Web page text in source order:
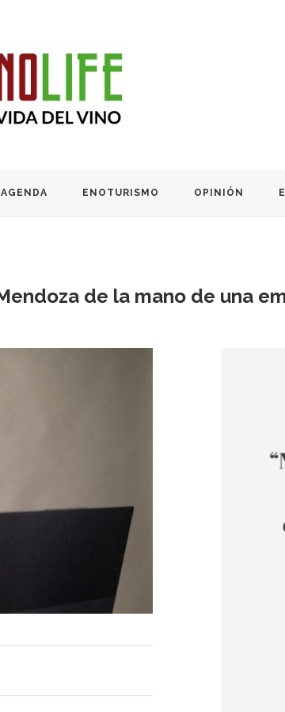
AGENDA ENOTURISMO OPINIÓN
de la mano de una